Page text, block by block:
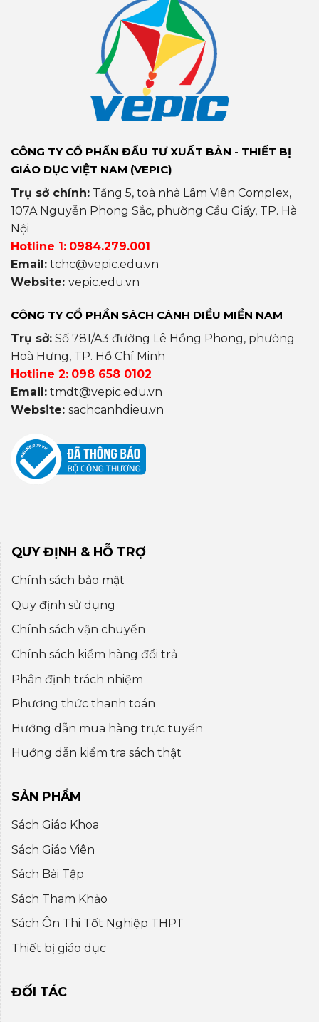
CÔNG TY CỔ PHẦN ĐẦU TƯ XUẤT BẢN - THIẾT BỊ
GIÁO DỤC VIỆT NAM (VEPIC)
Trụ sở chính: Tầng 5, toà nhà Lâm Viên Complex,
107A Nguyễn Phong Sắc, phường Cầu Giấy, TP. Hà
Nội
Hotline 1: 0984.279.001
Email: tchc@vepic.edu.vn
Website: vepic.edu.vn
CÔNG TY CỔ PHẦN SÁCH CÁNH DIỀU MIỀN NAM
Trụ sở: Số 781/A3 đường Lê Hồng Phong, phường
Hoà Hưng, TP. Hồ Chí Minh
Hotline 2: 098 658 0102
Email: tmdt@vepic.edu.vn
Website: sachcanhdieu.vn
QUY ĐỊNH & HỖ TRỢ
Chính sách bảo mật
Quy định sử dụng
Chính sách vận chuyển
Chính sách kiểm hàng đổi trả
Phân định trách nhiệm
Phương thức thanh toán
Hướng dẫn mua hàng trực tuyến
Huớng dẫn kiểm tra sách thật
SẢN PHẨM
Sách Giáo Khoa
Sách Giáo Viên
Sách Bài Tập
Sách Tham Khảo
Sách Ôn Thi Tốt Nghiệp THPT
Thiết bị giáo dục
ĐỐI TÁC